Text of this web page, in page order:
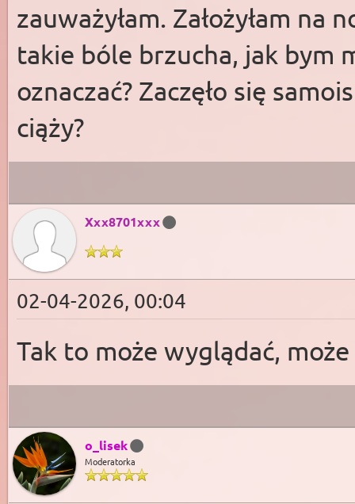
zauważyłam. Założyłam na
takie bóle brzucha, jak bym
oznaczać? Zaczęło się
ciąży?
Xxx8701xxx
02-04-2026, 00:04
Tak to może wyglądać,
o_lisek
Moderatorka